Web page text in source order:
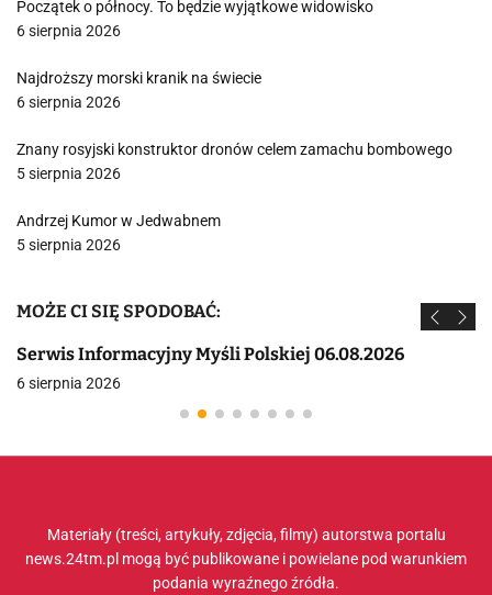
Początek o północy. To będzie wyjątkowe widowisko
6 sierpnia 2026
Najdroższy morski kranik na świecie
6 sierpnia 2026
Znany rosyjski konstruktor dronów celem zamachu bombowego
5 sierpnia 2026
Andrzej Kumor w Jedwabnem
5 sierpnia 2026
MOŻE CI SIĘ SPODOBAĆ:
Serwis Informacyjny Myśli Polskiej 06.08.2026
6 sierpnia 2026
Materiały (treści, artykuły, zdjęcia, filmy) autorstwa portalu
news.24tm.pl mogą być publikowane i powielane pod warunkiem
podania wyraźnego źródła.